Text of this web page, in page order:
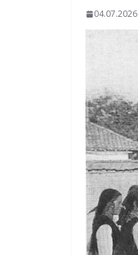
04.07.2026